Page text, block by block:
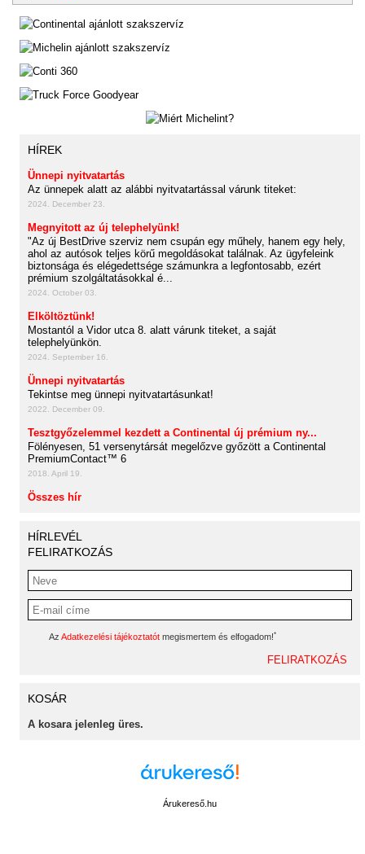
HÍREK
Ünnepi nyitvatartás
Az ünnepek alatt az alábbi nyitvatartással várunk titeket:
2024. December 23.
Megnyitott az új telephelyünk!
"Az új BestDrive szerviz nem csupán egy műhely, hanem egy hely,
ahol az autósok teljes körű megoldásokat találnak. Az ügyfeleink
biztonsága és elégedettsége számunkra a legfontosabb, ezért
prémium szolgáltatásokkal é...
2024. October 03.
Elköltöztünk!
Mostantól a Vidor utca 8. alatt várunk titeket, a saját
telephelyünkön.
2024. September 16.
Ünnepi nyitvatartás
Tekintse meg ünnepi nyitvatartásunkat!
2022. December 09.
Tesztgyőzelemmel kezdett a Continental új prémium ny...
Fölényesen, 51 versenytársát megelőzve győzött a Continental
PremiumContact™ 6
2018. April 19.
Összes hír
HÍRLEVÉL
FELIRATKOZÁS
Az Adatkezelési tájékoztatót megismertem és elfogadom!*
KOSÁR
A kosara jelenleg üres.
Árukereső.hu